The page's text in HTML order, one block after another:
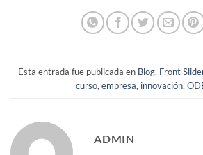
Esta entrada fue publicada en Blog, Front
curso, empresa, innovación,
ADMIN